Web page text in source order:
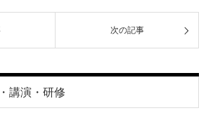
次の記事
講演・研修